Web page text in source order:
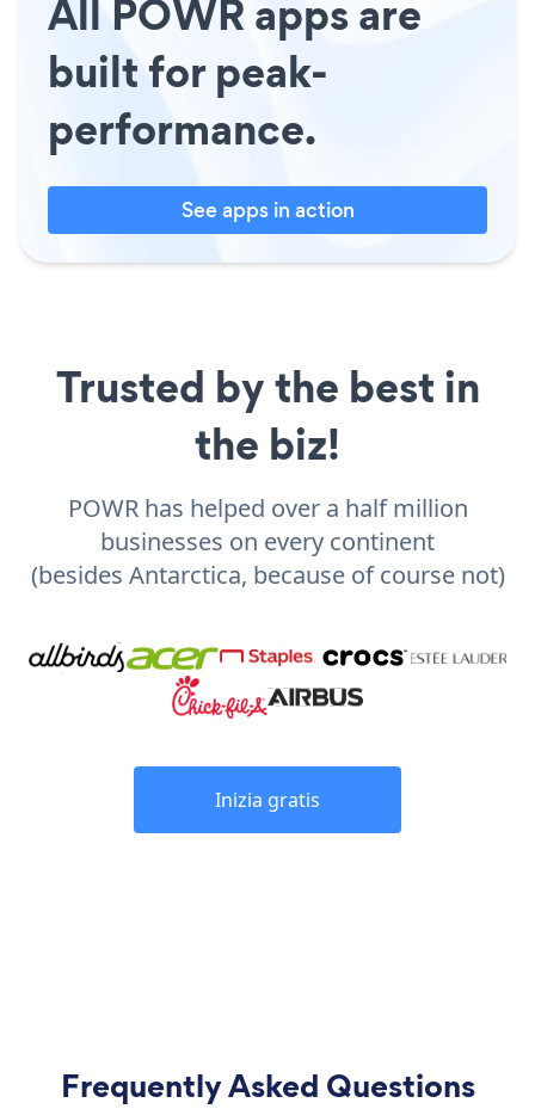
All POWR apps are
built for peak-
performance.
See apps in action
Trusted by the best in
the biz!
POWR has helped over a half million
businesses on every continent
(besides Antarctica, because of course not)
Inizia gratis
Frequently Asked Questions